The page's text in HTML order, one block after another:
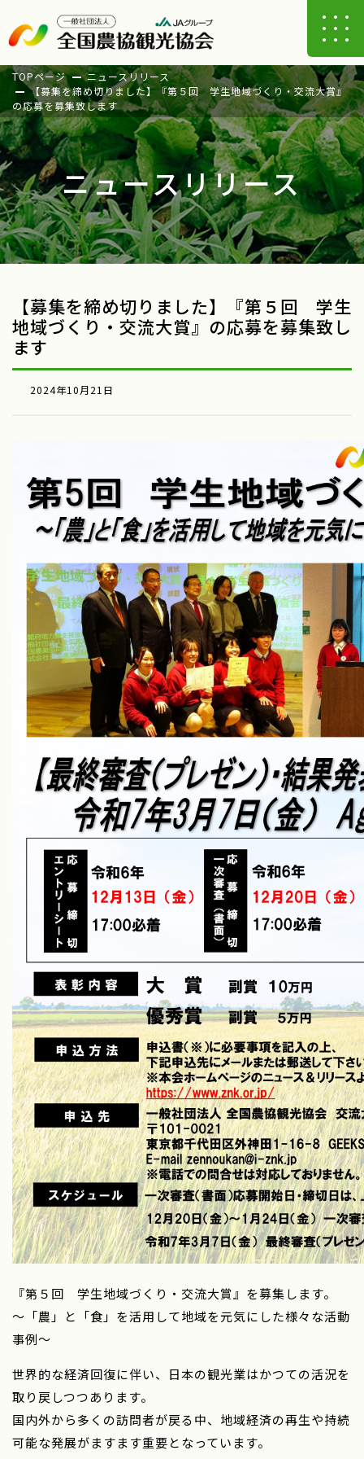
TOPページ
ニュースリリース
【募集を締め切りました】『第５回 学生地域づくり・交流大賞』
の応募を募集致します
ニュースリリース
【募集を締め切りました】『第５回 学生
地域づくり・交流大賞』の応募を募集致し
ます
2024年10月21日
『第５回 学生地域づくり・交流大賞』を募集します。
～「農」と「食」を活用して地域を元気にした様々な活動
事例～
世界的な経済回復に伴い、日本の観光業はかつての活況を
取り戻しつつあります。
国内外から多くの訪問者が戻る中、地域経済の再生や持続
可能な発展がますます重要となっています。